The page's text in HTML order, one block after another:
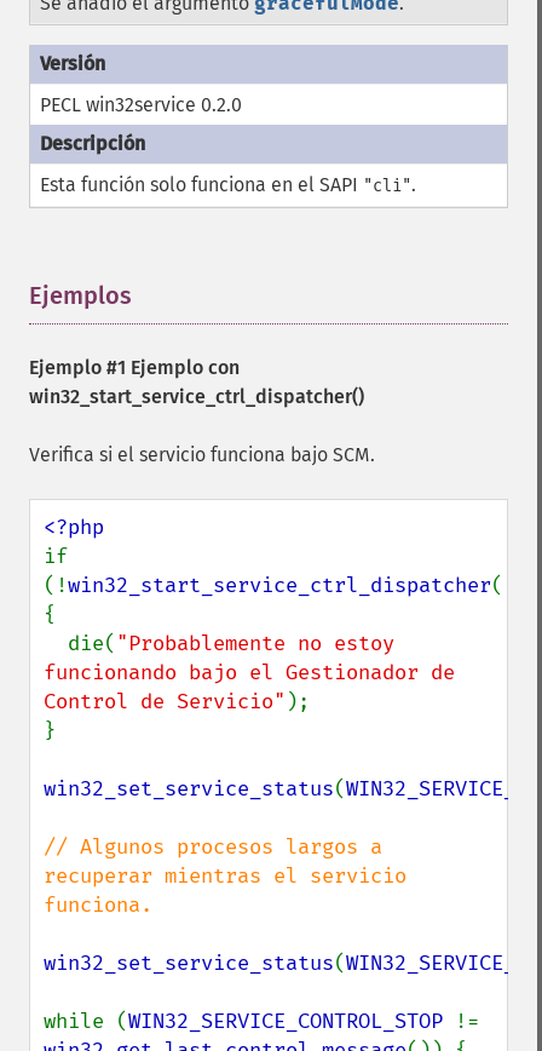
PECL win32service 0.2.0
Esta función solo funciona en el SAPI "cli".
Ejemplos
Ejemplo #1 Ejemplo con
win32_start_service_ctrl_dispatcher()
Verifica si el servicio funciona bajo SCM.
if
(!win32_start_service_ctrl_dispatcher(
{
  die(
"Probablemente no estoy
funcionando bajo el Gestionador de
Control de Servicio" );
}
win32_set_service_status(
// Algunos procesos largos a
recuperar mientras el servicio
funciona.
win32_set_service_status(
while (WIN32_SERVICE_CONTROL_STOP